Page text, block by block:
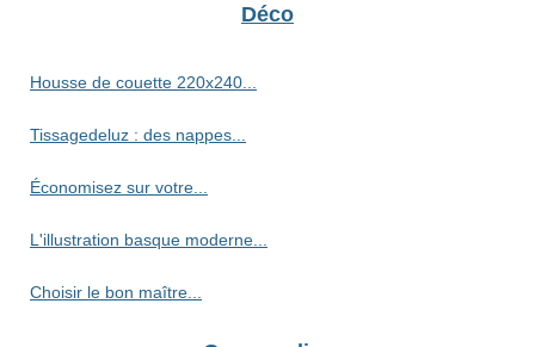
Déco
Housse de couette 220x240...
Tissagedeluz : des nappes...
Économisez sur votre...
L'illustration basque moderne...
Choisir le bon maître...